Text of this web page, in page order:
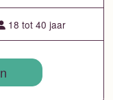
18 tot 40 jaar